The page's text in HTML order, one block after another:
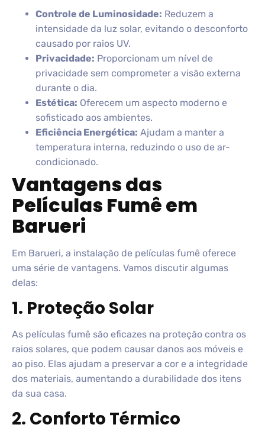
Controle de Luminosidade: Reduzem a
intensidade da luz solar, evitando o desconforto
causado por raios UV.
Privacidade: Proporcionam um nível de
privacidade sem comprometer a visão externa
durante o dia.
Estética: Oferecem um aspecto moderno e
sofisticado aos ambientes.
Eficiência Energética: Ajudam a manter a
temperatura interna, reduzindo o uso de ar-
condicionado.
Vantagens das
Películas Fumê em
Barueri
Em Barueri, a instalação de películas fumê oferece
uma série de vantagens. Vamos discutir algumas
delas:
1. Proteção Solar
As películas fumê são eficazes na proteção contra os
raios solares, que podem causar danos aos móveis e
ao piso. Elas ajudam a preservar a cor e a integridade
dos materiais, aumentando a durabilidade dos itens
da sua casa.
2. Conforto Térmico